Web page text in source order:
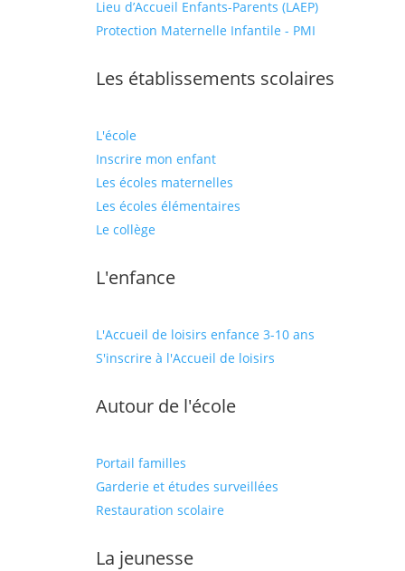
Lieu d’Accueil Enfants-Parents (LAEP)
Protection Maternelle Infantile - PMI
Les établissements scolaires
L'école
Inscrire mon enfant
Les écoles maternelles
Les écoles élémentaires
Le collège
L'enfance
L'Accueil de loisirs enfance 3-10 ans
S'inscrire à l'Accueil de loisirs
Autour de l'école
Portail familles
Garderie et études surveillées
Restauration scolaire
La jeunesse